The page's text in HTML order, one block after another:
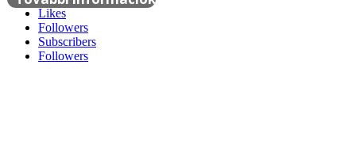
Likes
Followers
Subscribers
Followers